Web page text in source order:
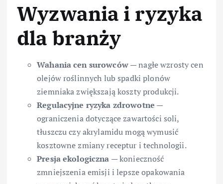
Wyzwania i ryzyka
dla branży
Wahania cen surowców— nagłe wzrosty cen
olejów roślinnych lub spadki plonów
ziemniaka zwiększają koszty produkcji.
Regulacyjne ryzyka zdrowotne —
ograniczenia dotyczące zawartości soli,
tłuszczu czy akrylamidu mogą wymusić
kosztowne zmiany receptur i technologii.
Presja ekologiczna — konieczność
zmniejszenia emisji i lepsze opakowania